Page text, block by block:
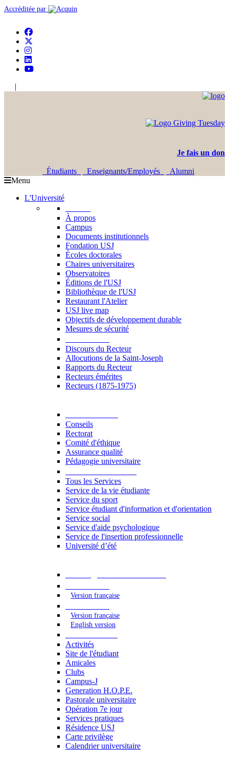
Accréditée par
|
Je fais un don
Étudiants Enseignants/Employés
Alumni
Menu
L'Université
À propos
Campus
Documents institutionnels
Fondation USJ
Écoles doctorales
Chaires universitaires
Observatoires
Éditions de l'USJ
Bibliothèque de l'USJ
Restaurant l'Atelier
USJ live map
Objectifs de développement durable
Mesures de sécurité
Discours du Recteur
Allocutions de la Saint-Joseph
Rapports du Recteur
Recteurs émérites
Recteurs (1875-1975)
Conseils
Rectorat
Comité d'éthique
Assurance qualité
Pédagogie universitaire
Tous les Services
Service de la vie étudiante
Service du sport
Service étudiant d'information et d'orientation
Service social
Service d'aide psychologique
Service de l'insertion professionnelle
Université d’été
Version française
Version française
English version
Activités
Site de l'étudiant
Amicales
Clubs
Campus-J
Generation H.O.P.E.
Pastorale universitaire
Opération 7e jour
Services pratiques
Résidence USJ
Carte privilège
Calendrier universitaire